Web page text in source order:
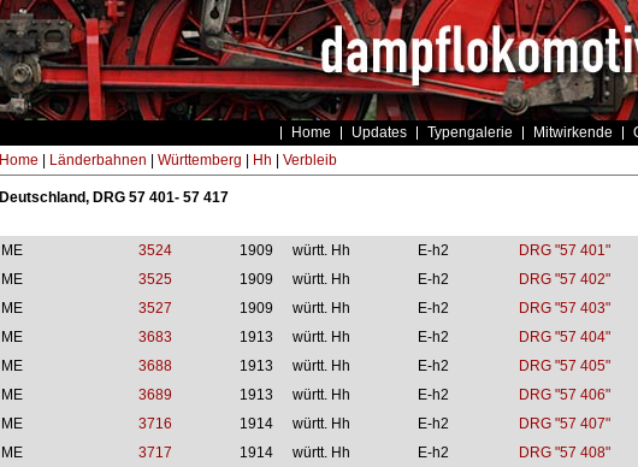
Home Updates Typengalerie Mitwirkende
Home Länderbahnen Württemberg Hh Verbleib
Deutschland, DRG 57 401- 57 417
ME 3524 1909 württ. Hh E-h2
DRG "57 401"
ME
3525 1909 württ. Hh E-h2
DRG "57 402"
ME
3527 1909 württ. Hh E-h2
DRG "57 403"
ME
3683 1913 württ. Hh E-h2
DRG "57 404"
ME
3688 1913 württ. Hh E-h2
DRG "57 405"
ME
3689 1913 württ. Hh E-h2
DRG "57 406"
ME
3716 1914 württ. Hh E-h2
DRG "57 407"
ME
3717 1914 württ. Hh E-h2
DRG "57 408"